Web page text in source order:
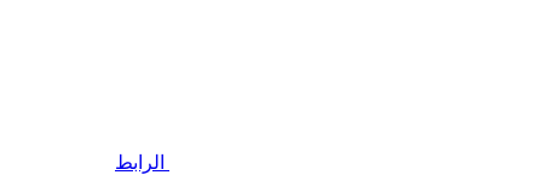
الرابط